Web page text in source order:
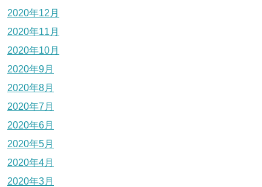
2020年12月
2020年11月
2020年10月
2020年9月
2020年8月
2020年7月
2020年6月
2020年5月
2020年4月
2020年3月